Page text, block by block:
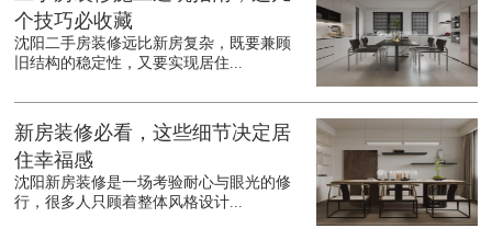
个技巧必收藏
沈阳二手房装修远比新房复杂，既要兼顾
旧结构的稳定性，又要实现居住...
新房装修必看，这些细节决定居
住幸福感
沈阳新房装修是一场考验耐心与眼光的修
行，很多人只顾着整体风格设计...